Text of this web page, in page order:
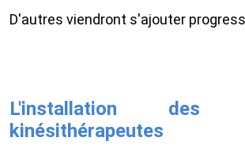
D'autres viendront s'ajouter
L'installation des
kinésithérapeutes